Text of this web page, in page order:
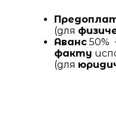
(для
Аванс 50%
факту
(для